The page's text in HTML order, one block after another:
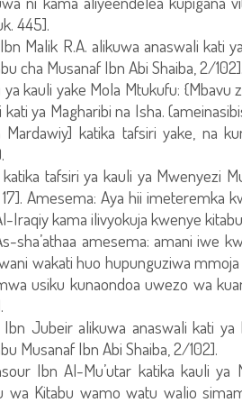
445].
Malik R.A. alikuwa anaswali kati
cha Musanaf Ibn Abi Shaiba, 2/102].
kauli yake Mola Mtukufu: {Mbavu
ya Magharibi na Isha.
katika tafsiri yake, na
tafsiri ya kauli ya Mwenyezi
Amesema: Aya hii imeteremka
Iraqiy kama ilivyokuja kwenye
sha’athaa amesema: amani iwe
wakati huo hupunguziwa
usiku kunaondoa uwezo wa
Jubeir alikuwa anaswali kati
Musanaf Ibn Abi Shaiba, 2/102].
Ibn Al-Mu’utar katika kauli
wa Kitabu wamo watu walio